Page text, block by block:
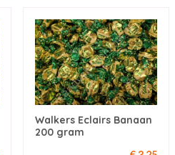
Walkers Eclairs Banaan
200 gram